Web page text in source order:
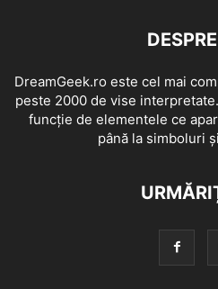
DreamGeek.ro este cel mai
peste 2000 de vise
funcție de elementele ce
până la simboluri